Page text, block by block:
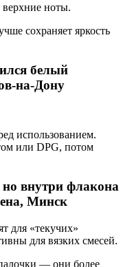
верхние ноты.
сохраняет яркость
белый
на-Дону
использованием.
или DPG, потом
внутри флакона
Минск
для «текучих»
для вязких смесей.
— они более